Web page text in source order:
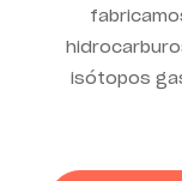
isótopos